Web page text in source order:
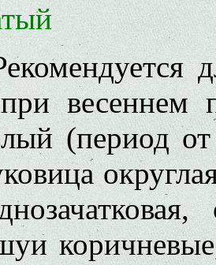
весеннем
(период